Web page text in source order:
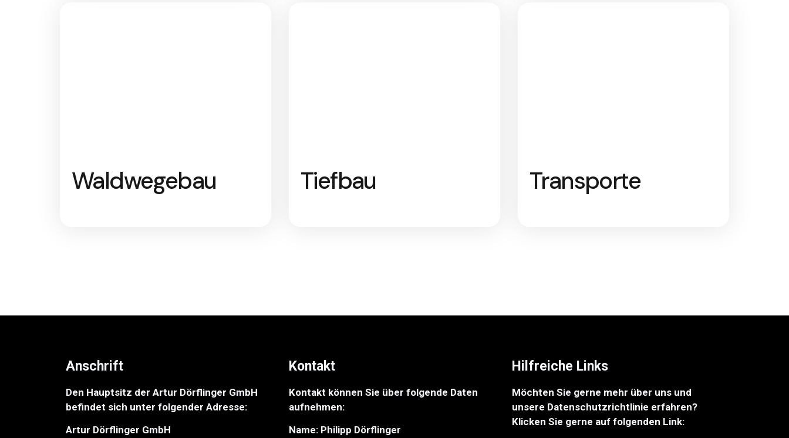
Waldwegebau Tiefbau Transporte
Anschrift
Den Hauptsitz der Artur Dörflinger GmbH
befindet sich unter folgender Adresse:
Artur Dörflinger GmbH
Kontakt
Kontakt können Sie über folgende Daten
aufnehmen:
Name: Philipp Dörflinger
Hilfreiche Links
Möchten Sie gerne mehr über uns und
unsere Datenschutzrichtlinie erfahren?
Klicken Sie gerne auf folgenden Link: